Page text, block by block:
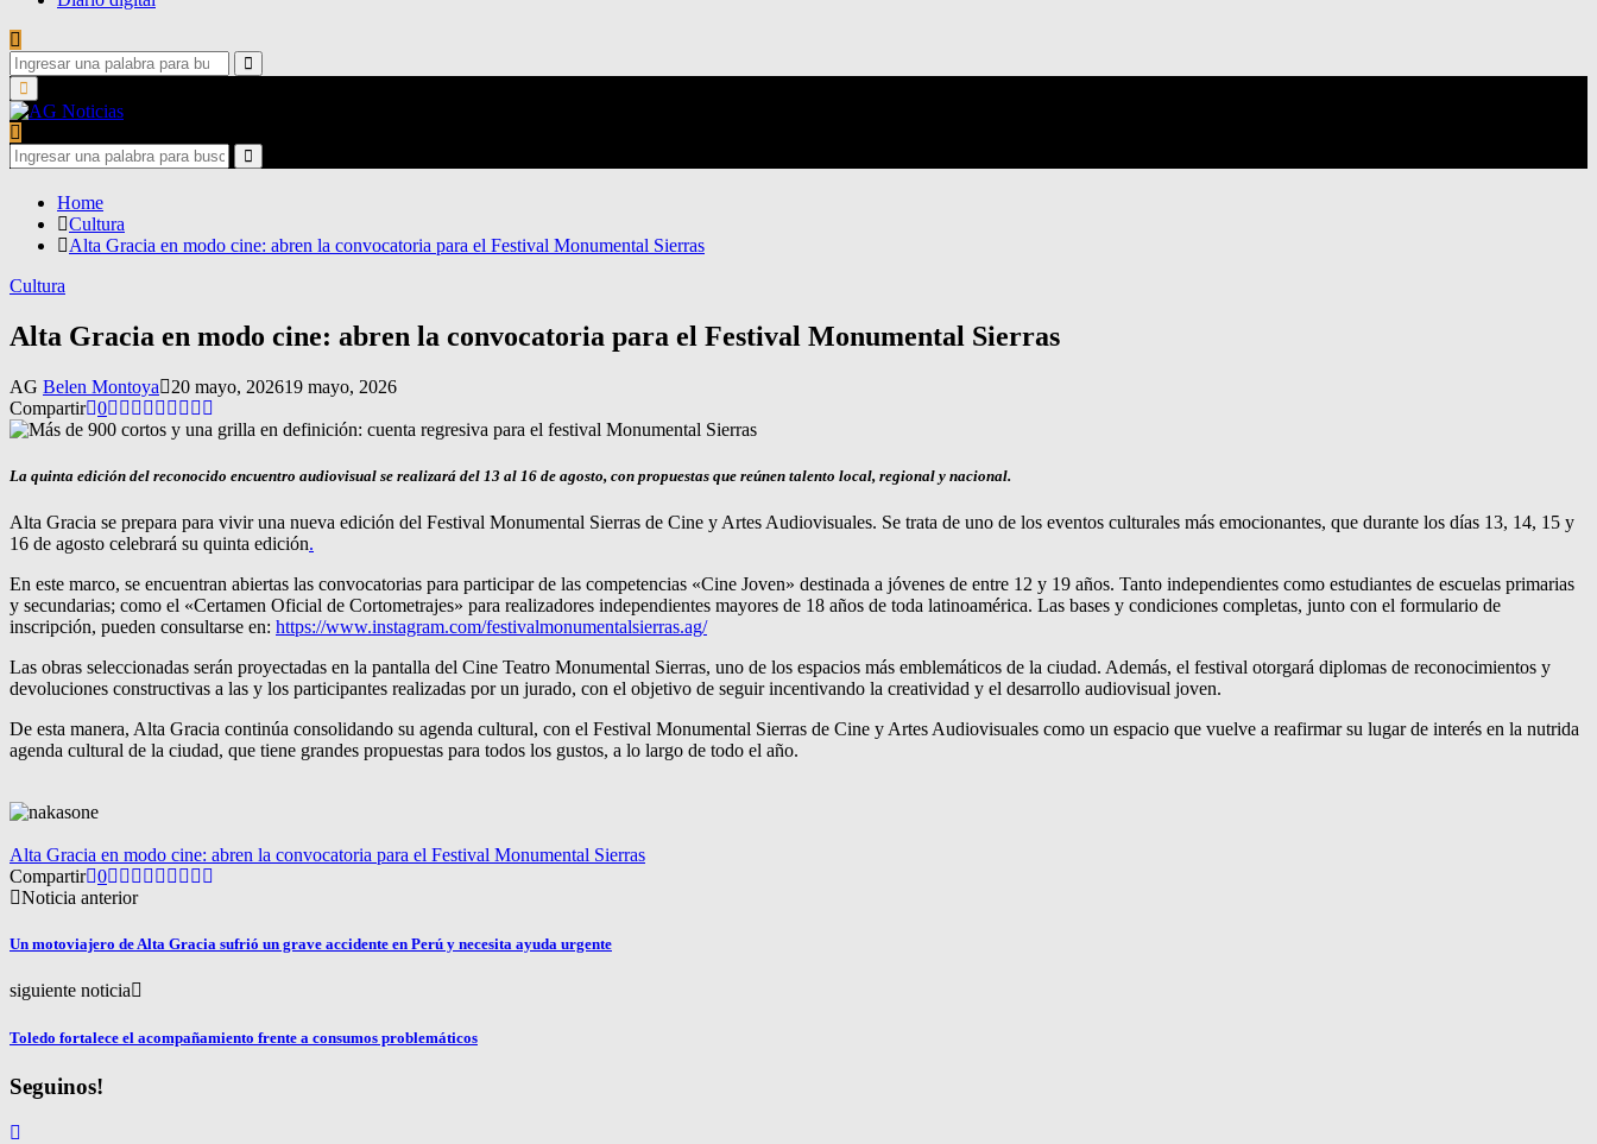
Search
for:
Search
Primary
Menu
Search
for:
Search
Home
Cultura
Alta Gracia en modo cine: abren la convocatoria para el Festival Monumental Sierras
Cultura
Alta Gracia en modo cine: abren la convocatoria para el Festival Monumental Sierras
AG Belen Montoya 20 mayo, 202619 mayo, 2026
Compartir 0
La quinta edición del reconocido encuentro audiovisual se realizará del 13 al 16 de agosto, con propuestas que reúnen talento local, regional y nacional.
Alta Gracia se prepara para vivir una nueva edición del Festival Monumental Sierras de Cine y Artes Audiovisuales. Se trata de uno de los eventos culturales más emocionantes, que durante los días 13, 14, 15 y
16 de agosto celebrará su quinta edición.
En este marco, se encuentran abiertas las convocatorias para participar de las competencias «Cine Joven» destinada a jóvenes de entre 12 y 19 años. Tanto independientes como estudiantes de escuelas primarias
y secundarias; como el «Certamen Oficial de Cortometrajes» para realizadores independientes mayores de 18 años de toda latinoamérica. Las bases y condiciones completas, junto con el formulario de
inscripción, pueden consultarse en: https://www.instagram.com/festivalmonumentalsierras.ag/
Las obras seleccionadas serán proyectadas en la pantalla del Cine Teatro Monumental Sierras, uno de los espacios más emblemáticos de la ciudad. Además, el festival otorgará diplomas de reconocimientos y
devoluciones constructivas a las y los participantes realizadas por un jurado, con el objetivo de seguir incentivando la creatividad y el desarrollo audiovisual joven.
De esta manera, Alta Gracia continúa consolidando su agenda cultural, con el Festival Monumental Sierras de Cine y Artes Audiovisuales como un espacio que vuelve a reafirmar su lugar de interés en la nutrida
agenda cultural de la ciudad, que tiene grandes propuestas para todos los gustos, a lo largo de todo el año.
Alta Gracia en modo cine: abren la convocatoria para el Festival Monumental Sierras
Compartir 0
Noticia anterior
Un motoviajero de Alta Gracia sufrió un grave accidente en Perú y necesita ayuda urgente
siguiente noticia
Toledo fortalece el acompañamiento frente a consumos problemáticos
Seguinos!